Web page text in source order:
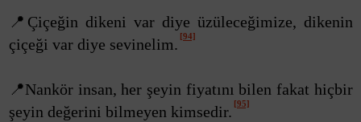
📍Çiçeğin dikeni var diye üzüleceğimize, dikenin
çiçeği var diye sevinelim. [94]
📍Nankör insan, her şeyin fiyatını bilen fakat hiçbir
şeyin değerini bilmeyen kimsedir. [95]